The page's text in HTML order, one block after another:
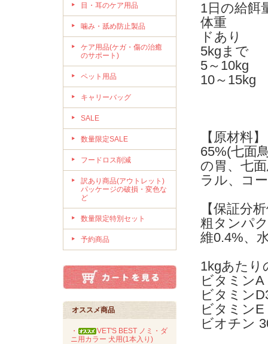
目・耳のケア用品
噛み・舐め防止製品
ケア用品(ケガ・傷の治癒
のサポート)
ペット用品
キャリーバッグ
SALE
数量限定SALE
フードロス削減
訳あり商品(アウトレット)
パッケージの破損・変色な
ど
数量限定特別セット
予約商品
オススメ商品
・
VET'S BEST ノミ・ダ
ニ用カラー 犬用(1本入り)
1日の給餌
体重
ドあり
5kg
5～
10～
【原材料】
65%(七面
の胃、七
ラル、コ
【保証分
粗タンパ
維0.4%、
1kgあたり
ビタミン
ビタミン
ビタミ
ビオチン